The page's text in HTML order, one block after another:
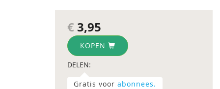
€ 3,95
KOPEN
DELEN:
Gratis voor abonnees.